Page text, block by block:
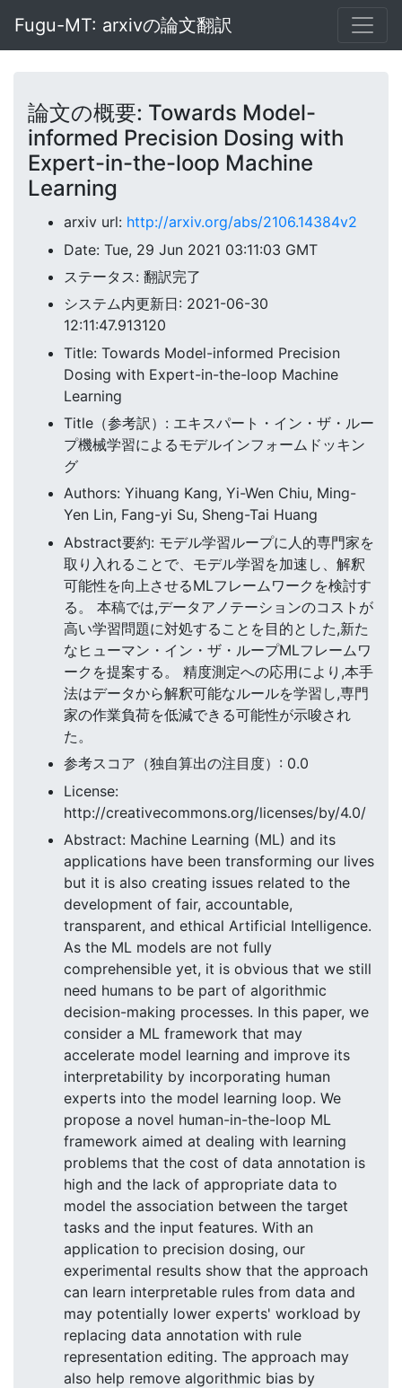
Fugu-MT: arxivの論文翻訳
論文の概要: Towards Model-
informed Precision Dosing with
Expert-in-the-loop Machine
Learning
arxiv url: http://arxiv.org/abs/2106.14384v2
Date: Tue, 29 Jun 2021 03:11:03 GMT
ステータス: 翻訳完了
システム内更新日: 2021-06-30
12:11:47.913120
Title: Towards Model-informed Precision
Dosing with Expert-in-the-loop Machine
Learning
Title（参考訳）: エキスパート・イン・ザ・ルー
プ機械学習によるモデルインフォームドッキン
グ
Authors: Yihuang Kang, Yi-Wen Chiu, Ming-
Yen Lin, Fang-yi Su, Sheng-Tai Huang
Abstract要約: モデル学習ループに人的専門家を
取り入れることで、モデル学習を加速し、解釈
可能性を向上させるMLフレームワークを検討す
る。 本稿では,データアノテーションのコストが
高い学習問題に対処することを目的とした,新た
なヒューマン・イン・ザ・ループMLフレームワ
ークを提案する。 精度測定への応用により,本手
法はデータから解釈可能なルールを学習し,専門
家の作業負荷を低減できる可能性が示唆され
た。
参考スコア（独自算出の注目度）: 0.0
License:
http://creativecommons.org/licenses/by/4.0/
Abstract: Machine Learning (ML) and its
applications have been transforming our lives
but it is also creating issues related to the
development of fair, accountable,
transparent, and ethical Artificial Intelligence.
As the ML models are not fully
comprehensible yet, it is obvious that we still
need humans to be part of algorithmic
decision-making processes. In this paper, we
consider a ML framework that may
accelerate model learning and improve its
interpretability by incorporating human
experts into the model learning loop. We
propose a novel human-in-the-loop ML
framework aimed at dealing with learning
problems that the cost of data annotation is
high and the lack of appropriate data to
model the association between the target
tasks and the input features. With an
application to precision dosing, our
experimental results show that the approach
can learn interpretable rules from data and
may potentially lower experts' workload by
replacing data annotation with rule
representation editing. The approach may
also help remove algorithmic bias by